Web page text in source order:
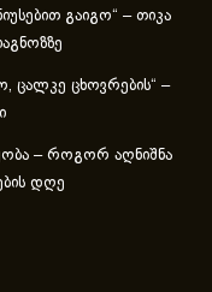
გაიგო“ – თიკა
ცალ­კე ცხოვ­რე­ბის“ –
– როგორ აღნიშნა
დღე